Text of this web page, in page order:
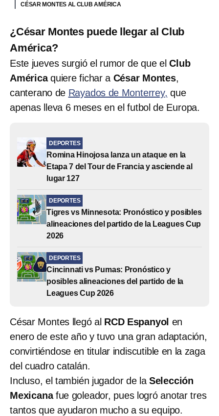
CÉSAR MONTES AL CLUB AMÉRICA
¿César Montes puede llegar al Club
América?
Este jueves surgió el rumor de que elClub
Américaquiere fichar a César Montes,
canterano de Rayados de Monterrey, que
apenas lleva 6 meses en el futbol de Europa.
DEPORTES
Romina Hinojosa lanza un ataque en la
Etapa 7 del Tour de Francia y asciende al
lugar 127
DEPORTES
Tigres vs Minnesota: Pronóstico y posibles
alineaciones del partido de la Leagues Cup
2026
DEPORTES
Cincinnati vs Pumas: Pronóstico y
posibles alineaciones del partido de la
Leagues Cup 2026
César Montes llegó al RCD Espanyol en
enero de este año y tuvo una gran adaptación,
convirtiéndose en titular indiscutible en la zaga
del cuadro catalán.
Incluso, el también jugador de la Selección
Mexicanafue goleador, pues logró anotar tres
tantos que ayudaron mucho a su equipo.